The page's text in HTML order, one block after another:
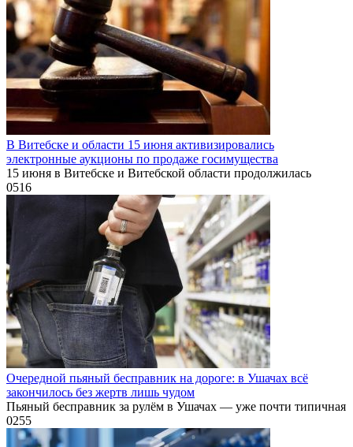
В Витебске и области 15 июня активизировались
электронные аукционы по продаже госимущества
15 июня в Витебске и Витебской области продолжилась
0516
Очередной пьяный бесправник на дороге: в Ушачах всё
закончилось без жертв лишь чудом
Пьяный бесправник за рулём в Ушачах — уже почти типичная
0255